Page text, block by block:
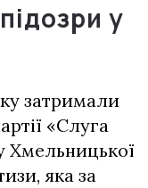
у
затримали
«Слуга
Хмельницької
яка за